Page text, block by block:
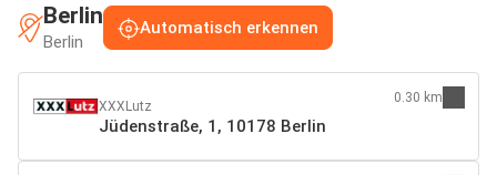
Berlin
Berlin
Automatisch erkennen
XXXLutz
Jüdenstraße, 1, 10178 Berlin
0.30 km